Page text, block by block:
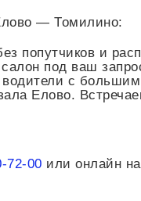
— Томилино:
попутчиков и
под ваш
водители с
Елово.
72-00 или онлайн